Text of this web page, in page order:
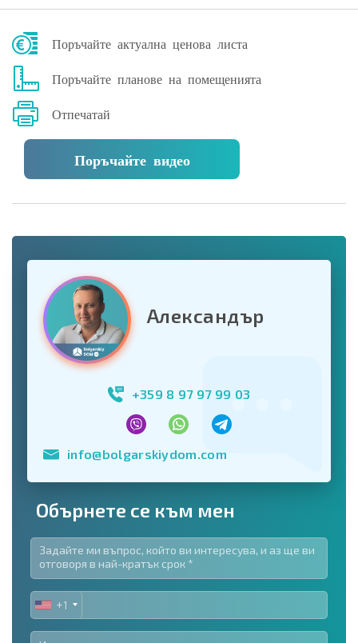
Поръчайте актуална ценова листа
Поръчайте планове на помещенията
Отпечатай
Поръчайте видео
Александър
+359 8 97 97 99 03
info@bolgarskiydom.com
Обърнете се към мен
UNITED
STATES
+1
+1